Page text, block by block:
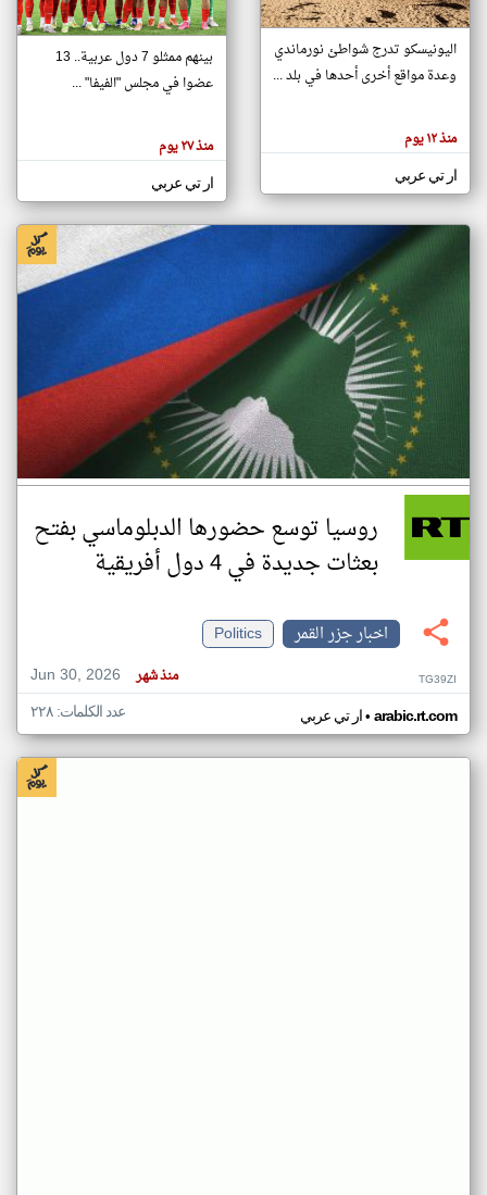
تغيير الدولة
اخبار جزر القمر على مدار الساعة
أهم اخبار جزر القمر العاجلة والمباشرة
هنا عن
وجهة
كاتبيها.
اليونيسكو تدرج شواطئ نورماندي
وعدة مواقع أخرى أحدها في بلد ...
منذ ١٢ يوم
ار تي عربي
بينهم ممثلو 7 دول عربية.. 13
عضوا في مجلس "الفيفا" ...
منذ ٢٧ يوم
ار تي عربي
روسيا توسع حضورها الدبلوماسي بفتح
بعثات جديدة في 4 دول أفريقية
اخبار جزر القمر
Politics
Jun 30, 2026
منذ شهر TG39ZI
ار تي عربي• arabic.rt.com عدد الكلمات: ٢٢٨
klyoum.com